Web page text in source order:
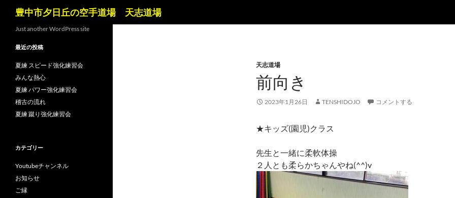
豊中市夕日丘の空手道場 天志道場
天志道場
前向き
2023年1月26日 TENSHIDOJO コメントする
★キッズ(園児)クラス
先生と一緒に柔軟体操
２人とも柔らかちゃんやね(^^)v
Just another WordPress site
最近の投稿
夏練 スピード強化練習会
みんな熱心
夏練 パワー強化練習会
稽古の流れ
夏練 蹴り強化練習会
カテゴリー
Youtubeチャンネル
お知らせ
ご縁